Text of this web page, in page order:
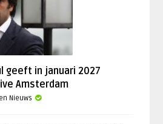
geeft in januari 2027
Amsterdam
Nieuws